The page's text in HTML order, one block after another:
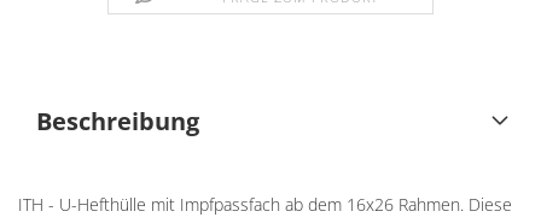
Beschreibung
ITH - U-Hefthülle mit Impfpassfach ab dem 16x26 Rahmen. Diese